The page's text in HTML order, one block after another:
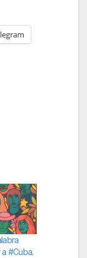
#Cuba.